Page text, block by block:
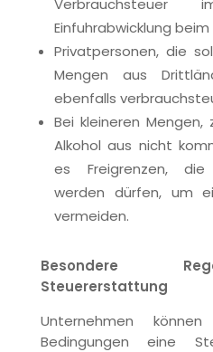
Einfuhrabwicklung
Privatpersonen, die
Mengen aus
ebenfalls
Bei kleineren Mengen,
Alkohol aus nicht
es Freigrenzen,
werden dürfen, um
vermeiden.
Besondere
Steuererstattung
Unternehmen
Bedingungen eine